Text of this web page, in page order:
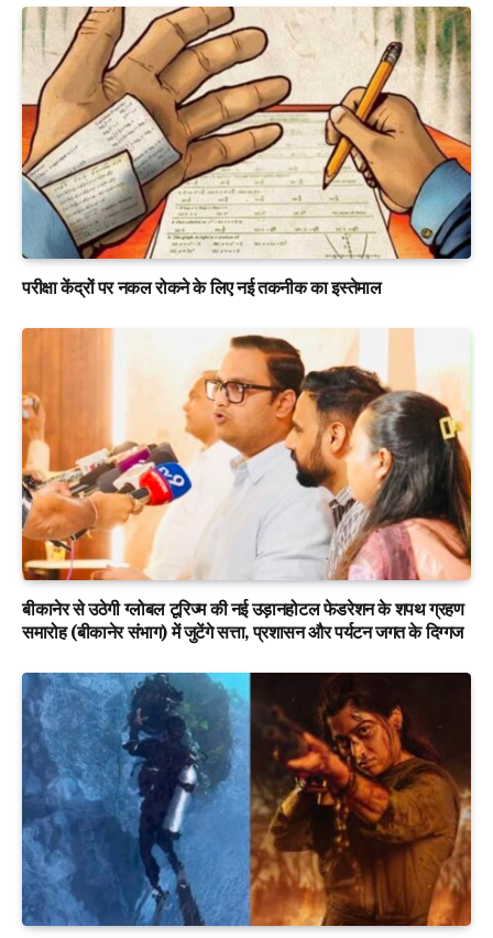
परीक्षा केंद्रों पर नकल रोकने के लिए नई तकनीक का इस्तेमाल
बीकानेर से उठेगी ग्लोबल टूरिज्म की नई उड़ानहोटल फेडरेशन के शपथ ग्रहण
समारोह (बीकानेर संभाग) में जुटेंगे सत्ता, प्रशासन और पर्यटन जगत के दिग्गज